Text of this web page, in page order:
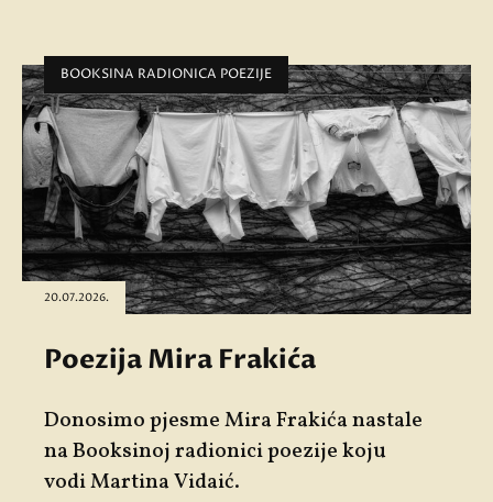
BOOKSINA RADIONICA POEZIJE
20.07.2026.
Poezija Mira Frakića
Donosimo pjesmeMira Frakićanastale
na Booksinoj radionici poezije koju
vodiMartina Vidaić.